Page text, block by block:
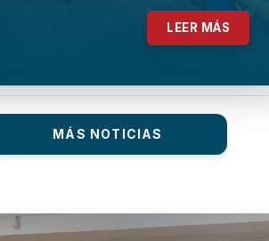
LEER MÁS
MÁS NOTICIAS